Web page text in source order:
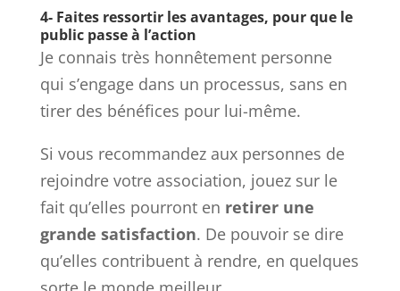
4- Faites ressortir les avantages, pour que le
public passe à l’action
Je connais très honnêtement personne
qui s’engage dans un processus, sans en
tirer des bénéfices pour lui-même.
Si vous recommandez aux personnes de
rejoindre votre association, jouez sur le
fait qu’elles pourront en retirer une
grande satisfaction. De pouvoir se dire
qu’elles contribuent à rendre, en quelques